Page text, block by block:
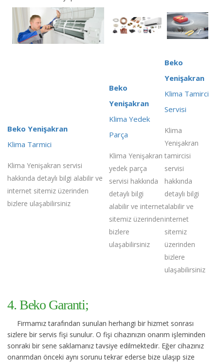
Beko Yenişakran
Klima Tarmici
Klima Yenişakran servisi
hakkında detaylı bilgi alabilir ve
internet sitemiz üzerinden
bizlere ulaşabilirsiniz
Beko
Yenişakran
Klima Yedek
Parça
Klima Yenişakran
yedek parça
servisi hakkında
detaylı bilgi
alabilir ve internet
sitemiz üzerinden
bizlere
ulaşabilirsiniz
Beko
Yenişakran
Klima Tamirci
Servisi
Klima
Yenişakran
tamircisi
servisi
hakkında
detaylı bilgi
alabilir ve
internet
sitemiz
üzerinden
bizlere
ulaşabilirsiniz
4. Beko Garanti;
Firmamız tarafından sunulan herhangi bir hizmet sonrası
sizlere bir servis fişi sunulur. O fişi cihazınızın onarım işleminden
sonraki bir sene saklamanız tavsiye edilmektedir. Eğer cihazınız
onarımdan önceki aynı sorunu tekrar ederse bize ulaşıp size